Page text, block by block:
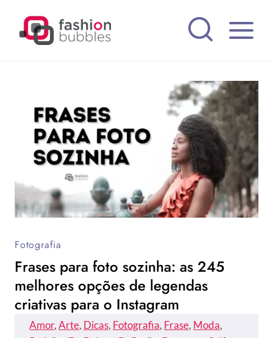
Fotografia
Frases para foto sozinha: as 245
melhores opções de legendas
criativas para o Instagram
Amor, Arte, Dicas, Fotografia, Frase, Moda